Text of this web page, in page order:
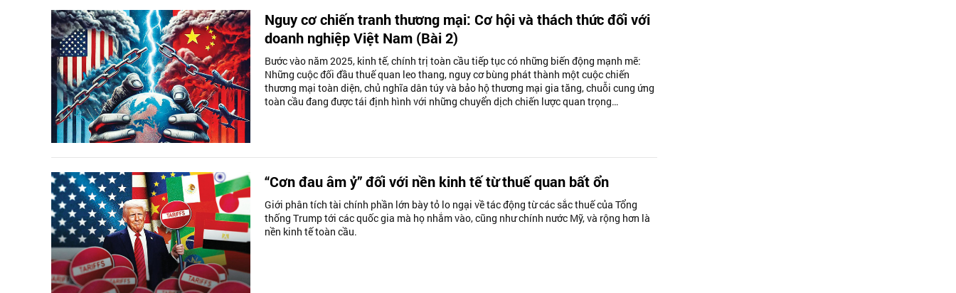
Nguy cơ chiến tranh thương mại: Cơ hội và thách thức đối với
doanh nghiệp Việt Nam (Bài 2)
Bước vào năm 2025, kinh tế, chính trị toàn cầu tiếp tục có những biến động mạnh mẽ:
Những cuộc đối đầu thuế quan leo thang, nguy cơ bùng phát thành một cuộc chiến
thương mại toàn diện, chủ nghĩa dân túy và bảo hộ thương mại gia tăng, chuỗi cung ứng
toàn cầu đang được tái định hình với những chuyển dịch chiến lược quan trọng…
“Cơn đau âm ỷ” đối với nền kinh tế từ thuế quan bất ổn
Giới phân tích tài chính phần lớn bày tỏ lo ngại về tác động từ các sắc thuế của Tổng
thống Trump tới các quốc gia mà họ nhắm vào, cũng như chính nước Mỹ, và rộng hơn là
nền kinh tế toàn cầu.